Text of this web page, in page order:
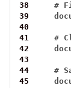
38
#
39
40
41
#
42
43
44
#
45